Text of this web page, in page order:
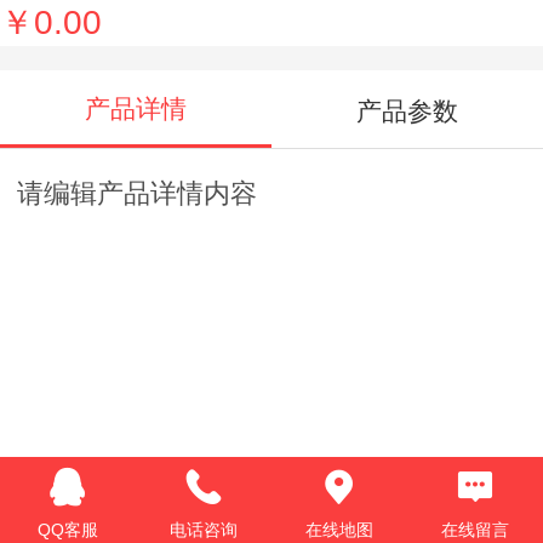
￥0.00
产品详情 产品参数
请编辑产品详情内容
QQ客服 电话咨询 在线地图 在线留言